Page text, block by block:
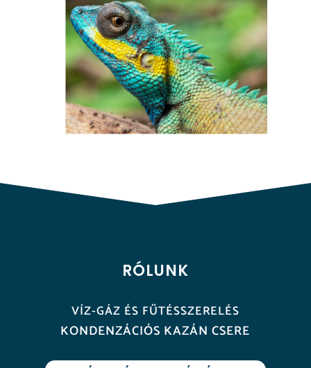
RÓLUNK
VÍZ-GÁZ ÉS FŰTÉSSZERELÉS
KONDENZÁCIÓS KAZÁN CSERE